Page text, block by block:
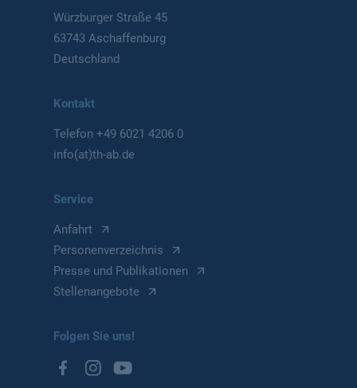
Würzburger Straße 45
63743 Aschaffenburg
Deutschland
Kontakt
Telefon+49 6021 4206 0
info(at)th-ab.de
Service
Anfahrt
Personenverzeichnis
Presse und Publikationen
Stellenangebote
Folgen Sie uns!